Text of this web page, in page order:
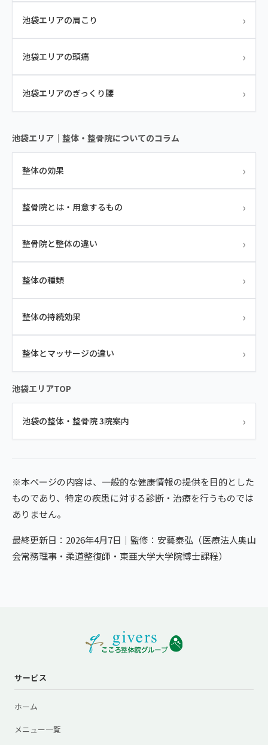
池袋エリアの肩こり ›
池袋エリアの頭痛 ›
池袋エリアのぎっくり腰 ›
池袋エリア｜整体・整骨院についてのコラム
整体の効果 ›
整骨院とは・用意するもの ›
整骨院と整体の違い ›
整体の種類 ›
整体の持続効果 ›
整体とマッサージの違い ›
池袋エリアTOP
池袋の整体・整骨院 3院案内 ›
※本ページの内容は、一般的な健康情報の提供を目的とした
ものであり、特定の疾患に対する診断・治療を行うものでは
ありません。
最終更新日：2026年4月7日｜監修：安藝泰弘（医療法人奥山
会常務理事・柔道整復師・東亜大学大学院博士課程）
サービス
ホーム
メニュー一覧